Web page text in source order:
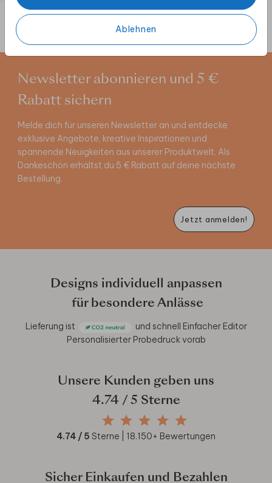
Ablehnen
Newsletter abonnieren und 5 €
Rabatt sichern
Melde dich für unseren Newsletter an und entdecke
exklusive Angebote, kreative Inspirationen und
spannende Neuigkeiten aus unserer Produktwelt. Als
Dankeschön erhältst du 5 € Rabatt auf deine nächste
Bestellung.
Jetzt anmelden!
Designs individuell anpassen
für besondere Anlässe
Lieferung ist und schnell Einfacher Editor
Personalisierter Probedruck vorab
Unsere Kunden geben uns
4.74/ 5 Sterne
4.74 / 5 Sterne | 18.150+ Bewertungen
Sicher Einkaufen und Bezahlen